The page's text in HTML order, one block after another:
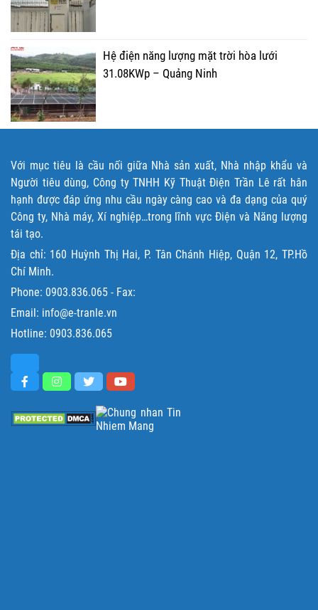
Hệ điện năng lượng mặt trời hòa lưới
31.08KWp – Quảng Ninh
Với mục tiêu là cầu nối giữa Nhà sản xuất, Nhà nhập khẩu và
Người tiêu dùng, Công ty TNHH Kỹ Thuật Điện Trần Lê rất hân
hạnh được đáp ứng nhu cầu ngày càng cao và đa dạng của quý
Công ty, Nhà máy, Xí nghiệp…trong lĩnh vực Điện và Năng lượng
tái tạo.
Địa chỉ: 160 Huỳnh Thị Hai, P. Tân Chánh Hiệp, Quận 12, TP.Hồ
Chí Minh.
Phone: 0903.836.065 - Fax:
Email: info@e-tranle.vn
Hotline: 0903.836.065